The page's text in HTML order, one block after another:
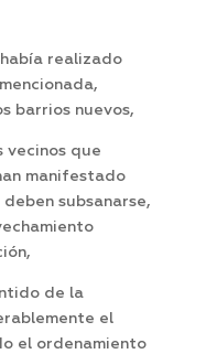
realizado
barrios nuevos,
vecinos que
manifestado
subsanarse,
de la
el
el ordenamiento